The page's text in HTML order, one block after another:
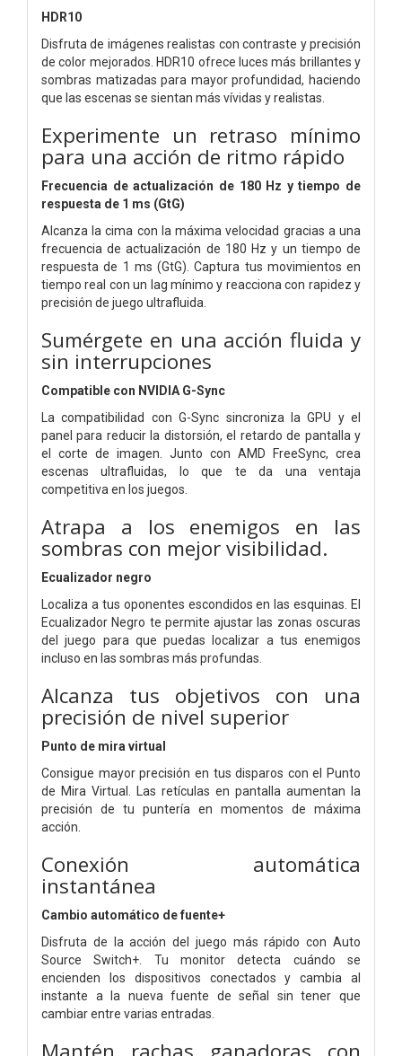
HDR10
Disfruta de imágenes realistas con contraste y precisión
de color mejorados. HDR10 ofrece luces más brillantes y
sombras matizadas para mayor profundidad, haciendo
que las escenas se sientan más vívidas y realistas.
Experimente un retraso mínimo
para una acción de ritmo rápido
Frecuencia de actualización de 180 Hz y tiempo de
respuesta de 1 ms (GtG)
Alcanza la cima con la máxima velocidad gracias a una
frecuencia de actualización de 180 Hz y un tiempo de
respuesta de 1 ms (GtG). Captura tus movimientos en
tiempo real con un lag mínimo y reacciona con rapidez y
precisión de juego ultrafluida.
Sumérgete en una acción fluida y
sin interrupciones
Compatible con NVIDIA G-Sync
La compatibilidad con G-Sync sincroniza la GPU y el
panel para reducir la distorsión, el retardo de pantalla y
el corte de imagen. Junto con AMD FreeSync, crea
escenas ultrafluidas, lo que te da una ventaja
competitiva en los juegos.
Atrapa a los enemigos en las
sombras con mejor visibilidad.
Ecualizador negro
Localiza a tus oponentes escondidos en las esquinas. El
Ecualizador Negro te permite ajustar las zonas oscuras
del juego para que puedas localizar a tus enemigos
incluso en las sombras más profundas.
Alcanza tus objetivos con una
precisión de nivel superior
Punto de mira virtual
Consigue mayor precisión en tus disparos con el Punto
de Mira Virtual. Las retículas en pantalla aumentan la
precisión de tu puntería en momentos de máxima
acción.
Conexión automática
instantánea
Cambio automático de fuente+
Disfruta de la acción del juego más rápido con Auto
Source Switch+. Tu monitor detecta cuándo se
encienden los dispositivos conectados y cambia al
instante a la nueva fuente de señal sin tener que
cambiar entre varias entradas.